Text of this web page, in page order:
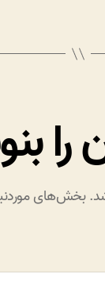
را
بخش‌های